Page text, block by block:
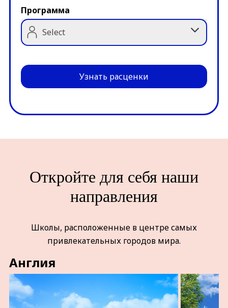
Программа
Select
Узнать расценки
Откройте для себя наши
направления
Школы, расположенные в центре самых
привлекательных городов мира.
Англия